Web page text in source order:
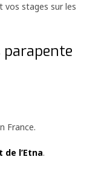
vos stages sur les
parapente
France.
l’Etna.